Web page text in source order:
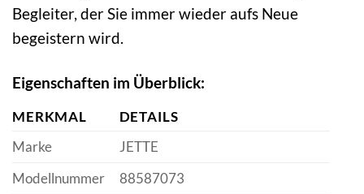
Begleiter, der Sie immer wieder aufs Neue
begeistern wird.
Eigenschaften im Überblick:
MERKMAL
DETAILS
Marke
JETTE
Modellnummer
88587073